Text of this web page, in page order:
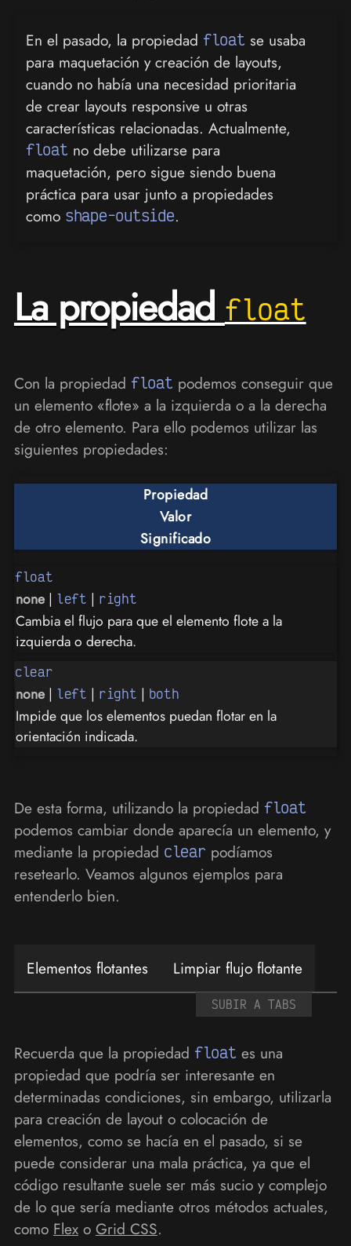
En el pasado, la propiedad float se usaba
para maquetación y creación de layouts,
cuando no había una necesidad prioritaria
de crear layouts responsive u otras
características relacionadas. Actualmente,
float no debe utilizarse para
maquetación, pero sigue siendo buena
práctica para usar junto a propiedades
como shape-outside.
La propiedadfloat
Con la propiedad float podemos conseguir que
un elemento «flote» a la izquierda o a la derecha
de otro elemento. Para ello podemos utilizar las
siguientes propiedades:
Propiedad
Valor
Significado
float
none| left | right
Cambia el flujo para que el elemento flote a la
izquierda o derecha.
clear
none| left | right | both
Impide que los elementos puedan flotar en la
orientación indicada.
De esta forma, utilizando la propiedad float
podemos cambiar donde aparecía un elemento, y
mediante la propiedad clear podíamos
resetearlo. Veamos algunos ejemplos para
entenderlo bien.
Elementos flotantes Limpiar flujo flotante
SUBIR A TABS
Recuerda que la propiedad float es una
propiedad que podría ser interesante en
determinadas condiciones, sin embargo, utilizarla
para creación de layout o colocación de
elementos, como se hacía en el pasado, si se
puede considerar una mala práctica, ya que el
código resultante suele ser más sucio y complejo
de lo que sería mediante otros métodos actuales,
como Flexo Grid CSS.